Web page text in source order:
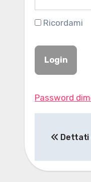
Ricordami
Password
articoli
Dettati